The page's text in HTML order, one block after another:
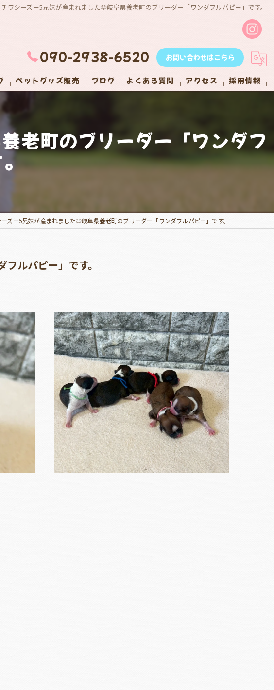
チワシーズー5兄妹が産まれました🐶岐阜県養老町のブリーダー「ワンダフルパピー」です。
090-2938-6520 お問い合わせはこちら
ペットグッズ販売 ブログ よくある質問 アクセス 採用情報
老町のブリーダー「ワンダフ
ーズー5兄妹が産まれました🐶岐阜県養老町のブリーダー「ワンダフルパピー」です。
ルパピー」です。